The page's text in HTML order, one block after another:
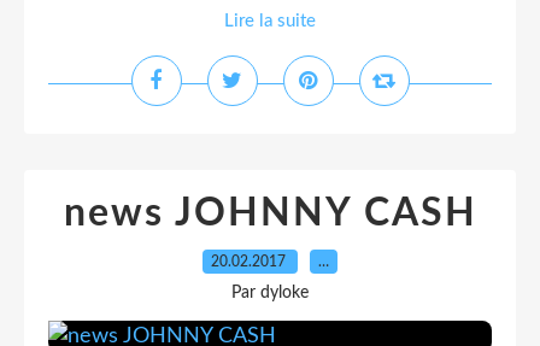
Lire la suite
news JOHNNY CASH
20.02.2017 …
Par dyloke